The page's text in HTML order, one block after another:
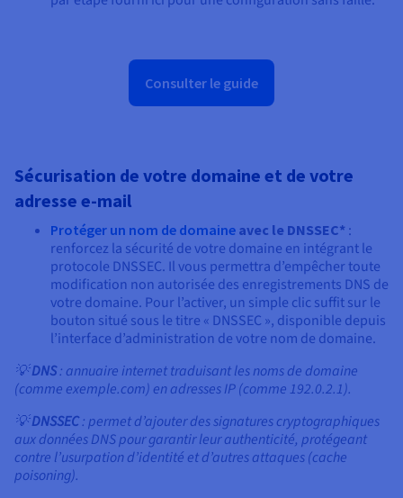
Consulter le guide
Sécurisation de votre domaine et de votre
adresse e-mail
Protéger un nom de domaine avec le DNSSEC* :
renforcez la sécurité de votre domaine en intégrant le
protocole DNSSEC. Il vous permettra d’empêcher toute
modification non autorisée des enregistrements DNS de
votre domaine. Pour l’activer, un simple clic suffit sur le
bouton situé sous le titre « DNSSEC », disponible depuis
l’interface d’administration de votre nom de domaine.
💡DNS: annuaire internet traduisant les noms de domaine
(comme exemple.com) en adresses IP (comme 192.0.2.1).
💡DNSSEC: permet d’ajouter des signatures cryptographiques
aux données DNS pour garantir leur authenticité, protégeant
contre l’usurpation d’identité et d’autres attaques (cache
poisoning).